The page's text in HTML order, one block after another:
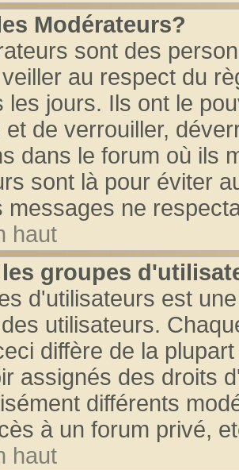
Modérateurs?
sont des
au respect du
les jours. Ils ont le
et de verrouiller,
dans le forum où ils
sont là pour éviter
messages ne
haut
groupes
d'utilisateurs est
utilisateurs.
diffère de la
assignés des droits
différents
à un forum privé,
haut